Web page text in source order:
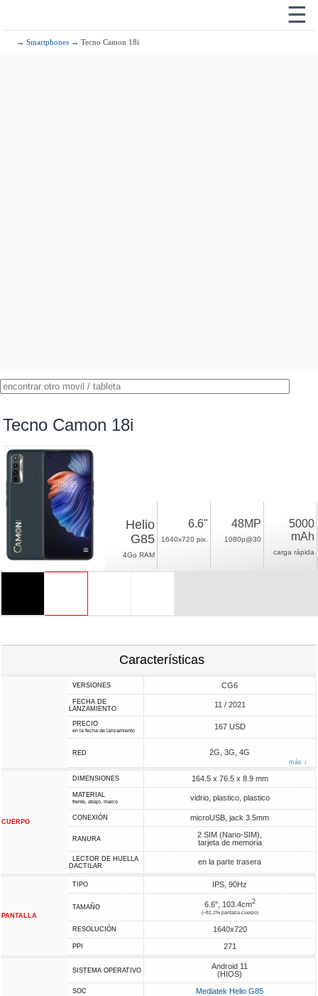
☰
→Smartphones → Tecno Camon 18i
Tecno Camon 18i
Helio
G85
4Go RAM
6.6"
1640x720 pix.
48MP
1080p@30
5000
mAh
carga rápida
Características
VERSIONES CG6
FECHA DE
LANZAMIENTO
11 / 2021
PRECIO
en la fecha de lanzamiento 167 USD
RED 2G, 3G, 4G
más ↓
CUERPO
DIMENSIONES 164.5 x 76.5 x 8.9 mm
MATERIAL
frente, abajo, marco vidrio, plastico, plastico
CONEXIÓN microUSB, jack 3.5mm
RANURA
2 SIM (Nano-SIM),
tarjeta de memoria
LECTOR DE HUELLA
DACTILAR
en la parte trasera
PANTALLA
TIPO IPS, 90Hz
TAMAÑO 6.6", 103.4cm2
(~82.2% pantalla-cuerpo)
RESOLUCIÓN 1640x720
PPI 271
SISTEMA OPERATIVO
Android 11
(HIOS)
SOC Mediatek Helio G85